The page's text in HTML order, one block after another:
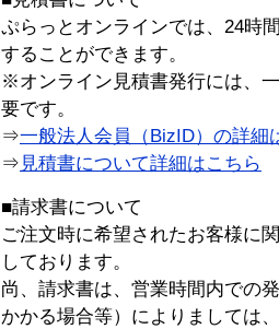
ぷらっとオンラインでは、24時
することができます。
※オンライン見積書発行には、
要です。
⇒一般法人会員（BizID）の詳細
⇒ 見積書について詳細はこちら
■請求書について
ご注文時に希望されたお客様に
しております。
尚、請求書は、営業時間内での
かかる場合等）によりましては